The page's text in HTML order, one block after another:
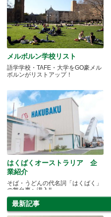
メルボルン学校リスト
語学学校・TAFE・大学をGO豪メル
ボルンがリストアップ！
はくばくオーストラリア 企
業紹介
そば・うどんの代名詞「はくばく」
の舞台裏へ潜入!!
最新記事